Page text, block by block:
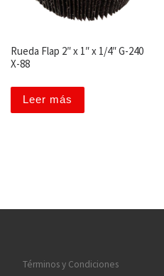
Rueda Flap 2″ x 1″ x 1/4″ G-240
X-88
Leer más
Términos y Condiciones